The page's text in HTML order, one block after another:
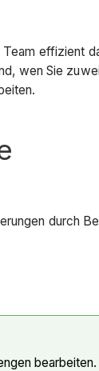
effizient
wen Sie
durch
bearbeiten.